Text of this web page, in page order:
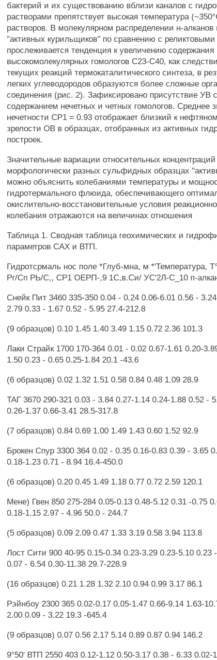
бактерий и их существованию вблизи каналов с
растворами препятствует высокая температура
растворов. В молекулярном распределении н-алканов
"активных курильщиков" по сравнению с
прослеживается тенденция к увеличению содержания
высокомолекулярных гомологов С23-С40, как
текущих реакций термокаталитического синтеза, в
легких углеводородов образуются более сложные
соединения (рис. 2). Зафиксировано присутствие УВ
содержанием нечетных и четных гомологов. Среднее
нечетности СР1 = 0.93 отображает близкий к
зрелости ОВ в образцах, отобранных из активных
построек.
Значительные вариации относительных
морфологически разных сульфидных образцах
можно объяснить колебаниями температуры и
гидротермального флюида, обеспечивающего
окислительно-восстановительные условия
колебания отражаются на величинах отношения
Таблица 1. Сводная таблица геохимических и
параметров САХ и ВТП.
Гидротсрмаль нос поле *Глуб-мна, м *'Температура,
Рг/Сп РЬ/С,, СР1 ОЕРП-,9 1С,в.Си/ УС'2Л-С_10 п-
Снейк Пит 3460 335-350 0.04 - 0.24 0.06-6.01 0.56 -
2.79 0.33 - 1.67 0.52 - 5.95 27.4-212.8
(9 образцов) 0.10 1.45 1.40 3.49 1.15 0.72 2.36 101.3
Лаки Страйк 1700 170-364 0.01 - 0.02 0.67-1.61 0.20-
1.50 0.23 - 0.65 0.25-1.84 20.1 -43.6
(6 образцов) 0.02 1.32 1.51 0.58 0.84 0.48 1.09 28.9
ТАГ 3670 290-321 0.03 - 3.84 0.27-1.14 0.24-1.88 0.52 -
0.26-1.37 0.66-3.41 28.5-317.8
(7 образцов) 0.84 0.69 1.00 1.49 1.43 0.60 1.52 92.9
Брокен Спур 3300 364 0.02 - 0.35 0.16-0.83 0.39 - 3.65
0.18-1.23 0.71 - 8.94 16.4-450.0
(6 образцов) 0.20 0.45 1.49 1.18 0.77 0.72 2.59 120.1
Мене) Гвен 850 275-284 0.05-0.13 0.48-5.12 0.31 -0.75
0.18-1.15 2.97 - 4.96 50.0 - 244.7
(5 образцов) 0.09 2.09 0.47 1.33 3.19 0.58 3.94 113.8
Лост Сити 900 40-95 0.15-0.34 0.23-3.29 0.23-5.10 0.23
0.07 - 6.54 0.30-11.38 29.7-228.9
(16 образцов) 0.21 1.28 1.32 2.10 0.94 0.99 3.17 86.1
Рэйнбоу 2300 365 0.02-0.17 0.05-1.47 0.66-9.14 1.63-
2.00 0.09 - 3.22 19.3 -645.4
(9 образцов) 0.07 0.56 2.17 5.14 0.89 0.87 0.94 146.2
9°50' ВТП 2550 403 0.12-1.12 0.50-3.17 0.38 - 6.33 0.02-